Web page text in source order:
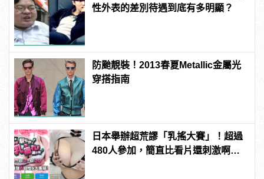
性外表的差別待遇到底有多明顯？
防颱靚裝！2013春夏Metallic金屬光
穿搭指南
日本舉辦超荒謬「乳搖大賽」！超過
480人參加，簡直比看片還刺激啊！ |